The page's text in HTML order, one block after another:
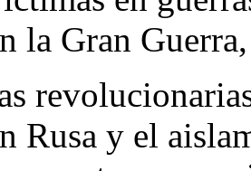
la Gran
Rusa y el